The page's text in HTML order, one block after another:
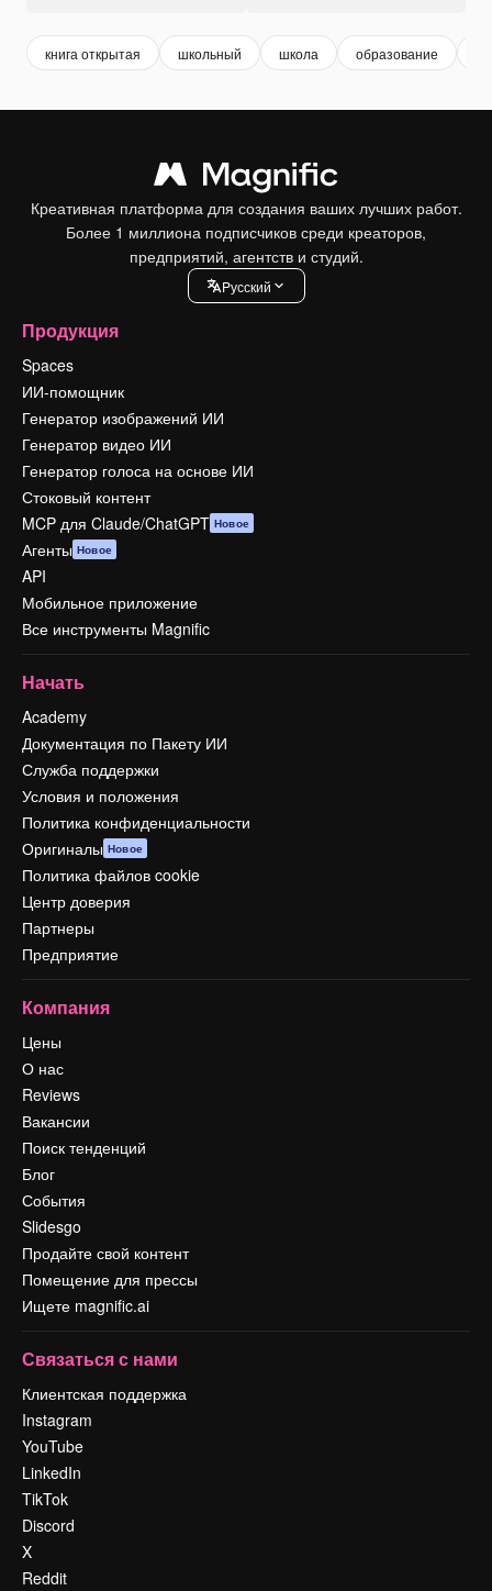
книга открытая школьный школа образование
Креативная платформа для создания ваших лучших работ.
Более 1 миллиона подписчиков среди креаторов,
предприятий, агентств и студий.
Pусский
Продукция
Spaces
ИИ-помощник
Генератор изображений ИИ
Генератор видео ИИ
Генератор голоса на основе ИИ
Стоковый контент
MCP для Claude/ChatGPT Новое
Агенты Новое
API
Мобильное приложение
Все инструменты Magnific
Начать
Academy
Документация по Пакету ИИ
Служба поддержки
Условия и положения
Политика конфиденциальности
Оригиналы Новое
Политика файлов cookie
Центр доверия
Партнеры
Предприятие
Компания
Цены
О нас
Reviews
Вакансии
Поиск тенденций
Блог
События
Slidesgo
Продайте свой контент
Помещение для прессы
Ищете magnific.ai
Связаться с нами
Клиентская поддержка
Instagram
YouTube
LinkedIn
TikTok
Discord
X
Reddit